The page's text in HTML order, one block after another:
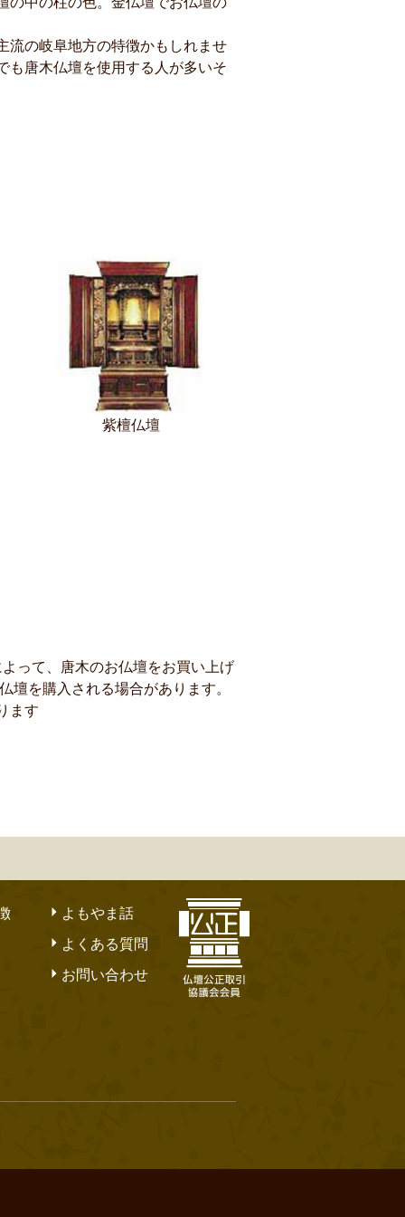
流の岐阜地方の特徴かもしれませ
も唐木仏壇を使用する人が多いそ
紫檀仏壇
って、唐木のお仏壇をお買い上げ
壇を購入される場合があります。
ます
よもやま話
よくある質問
お問い合わせ